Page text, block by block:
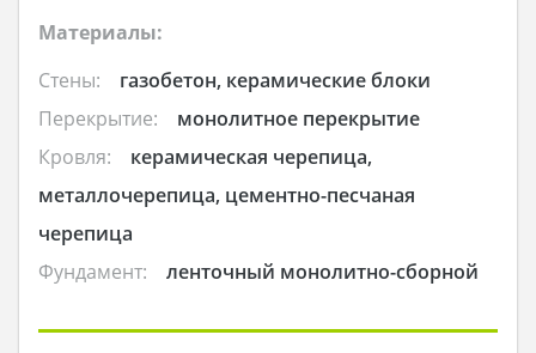
Материалы:
Стены:
газобетон, керамические блоки
Перекрытие:
монолитное перекрытие
Кровля:
керамическая черепица,
металлочерепица, цементно-песчаная
черепица
Фундамент:
ленточный монолитно-сборной